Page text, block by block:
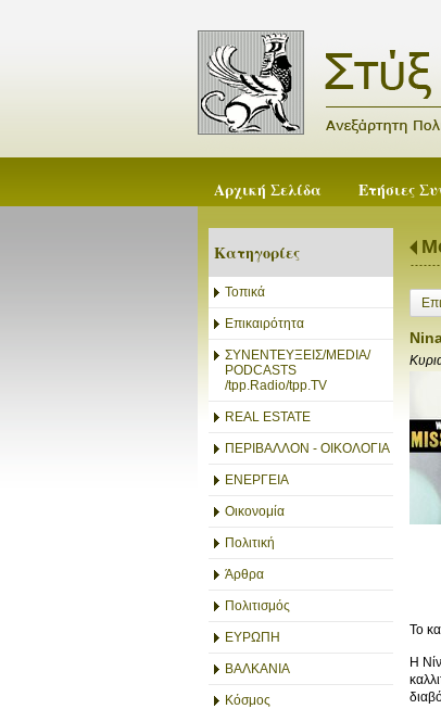
Αρχική Σελίδα Ετήσιες
Κατηγορίες
Τοπικά
Επικαιρότητα
ΣΥΝΕΝΤΕΥΞΕΙΣ/MEDIA/
PODCASTS
/tpp.Radio/tpp.TV
REAL ESTATE
ΠΕΡΙΒΑΛΛΟΝ - ΟΙΚΟΛΟΓΙΑ
ΕΝΕΡΓΕΙΑ
Οικονομία
Πολιτική
Άρθρα
Πολιτισμός
ΕΥΡΩΠΗ
ΒΑΛΚΑΝΙΑ
Κόσμος
Το
Η